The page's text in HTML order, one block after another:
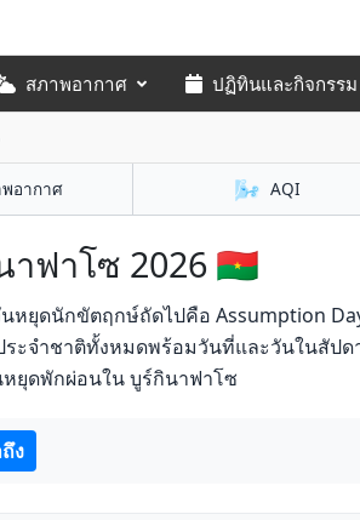
สภาพอากาศ ปฏิทินและกิจกรรม
อากาศ 🌬️ AQI
ฟาโซ 2026 🇧🇫
หยุดนักขัตฤกษ์ถัดไปคือ Assumption
ระจำชาติทั้งหมดพร้อมวันที่และวันในสัป
หยุดพักผ่อนใน บูร์กินาฟาโซ
ง